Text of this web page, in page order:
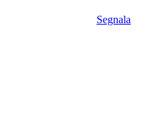
Segnala